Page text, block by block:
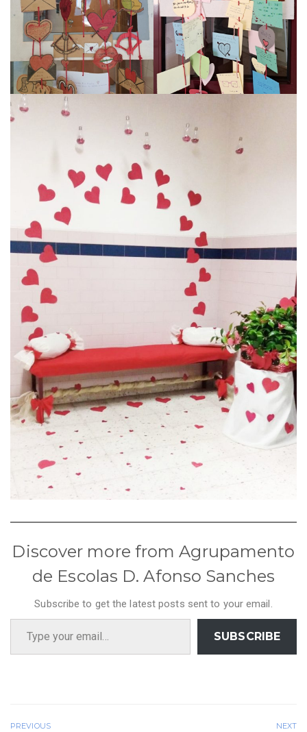
Discover more from Agrupamento
de Escolas D. Afonso Sanches
Subscribe to get the latest posts sent to your email.
Type your email…
SUBSCRIBE
PREVIOUS NEXT